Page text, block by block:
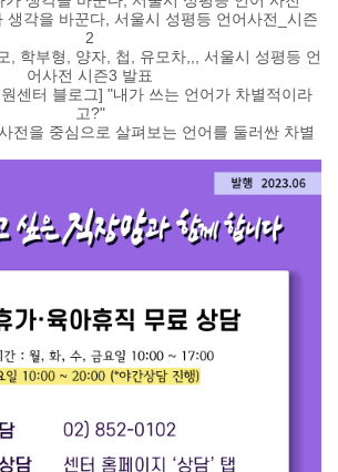
생각을 바꾼다, 서울시 성평등 언어사전_시즌
2
, 학부형, 양자, 첩, 유모차,,, 서울시 성평등 언
어사전 시즌3 발표
센터 블로그] "내가 쓰는 언어가 차별적이라
고?"
전을 중심으로 살펴보는 언어를 둘러싼 차별